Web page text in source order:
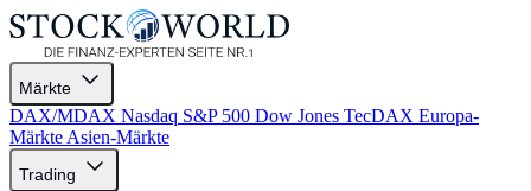
Märkte
DAX/MDAX Nasdaq S&P 500 Dow Jones TecDAX Europa-
Märkte Asien-Märkte
Trading